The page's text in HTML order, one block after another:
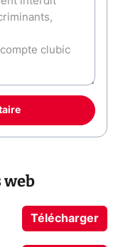
web
Télécharger